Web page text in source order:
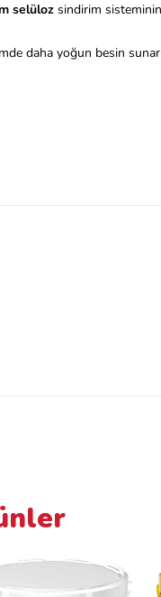
selüloz sindirim sisteminin
daha yoğun besin